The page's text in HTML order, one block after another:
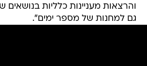
והרצאות מעניינות כלליות בנושאים
גם למחנות של מספר ימים".